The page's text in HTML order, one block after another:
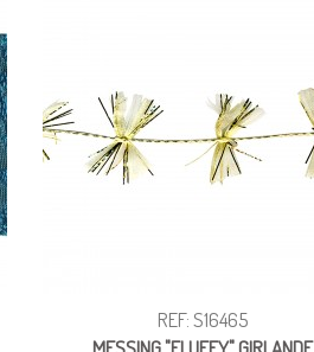
REF: S16465